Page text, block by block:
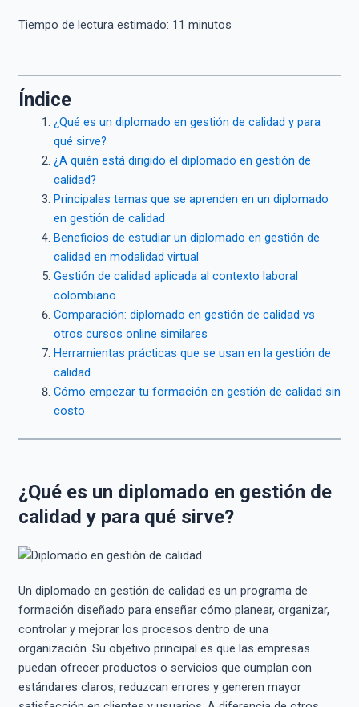
Tiempo de lectura estimado: 11 minutos
Índice
¿Qué es un diplomado en gestión de calidad y para
qué sirve?
¿A quién está dirigido el diplomado en gestión de
calidad?
Principales temas que se aprenden en un diplomado
en gestión de calidad
Beneficios de estudiar un diplomado en gestión de
calidad en modalidad virtual
Gestión de calidad aplicada al contexto laboral
colombiano
Comparación: diplomado en gestión de calidad vs
otros cursos online similares
Herramientas prácticas que se usan en la gestión de
calidad
Cómo empezar tu formación en gestión de calidad sin
costo
¿Qué es un diplomado en gestión de
calidad y para qué sirve?
Un diplomado en gestión de calidad es un programa de
formación diseñado para enseñar cómo planear, organizar,
controlar y mejorar los procesos dentro de una
organización. Su objetivo principal es que las empresas
puedan ofrecer productos o servicios que cumplan con
estándares claros, reduzcan errores y generen mayor